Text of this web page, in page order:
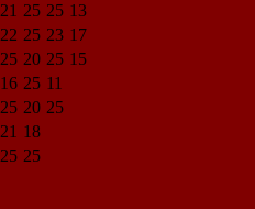
21 25 25 13
22 25 23 17
25 20 25 15
16 25 11
25 20 25
21 18
25 25